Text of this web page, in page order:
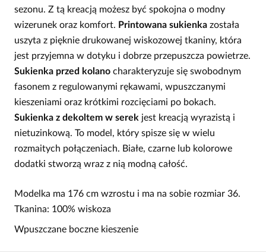
sezonu. Z tą kreacją możesz być spokojna o modny
wizerunek oraz komfort. Printowana sukienka została
uszyta z pięknie drukowanej wiskozowej tkaniny, która
jest przyjemna w dotyku i dobrze przepuszcza powietrze.
Sukienka przed kolano charakteryzuje się swobodnym
fasonem z regulowanymi rękawami, wpuszczanymi
kieszeniami oraz krótkimi rozcięciami po bokach.
Sukienka z dekoltem w serek jest kreacją wyrazistą i
nietuzinkową. To model, który spisze się w wielu
rozmaitych połączeniach. Białe, czarne lub kolorowe
dodatki stworzą wraz z nią modną całość.
Modelka ma 176 cm wzrostu i ma na sobie rozmiar 36.
Tkanina: 100% wiskoza
Wpuszczane boczne kieszenie